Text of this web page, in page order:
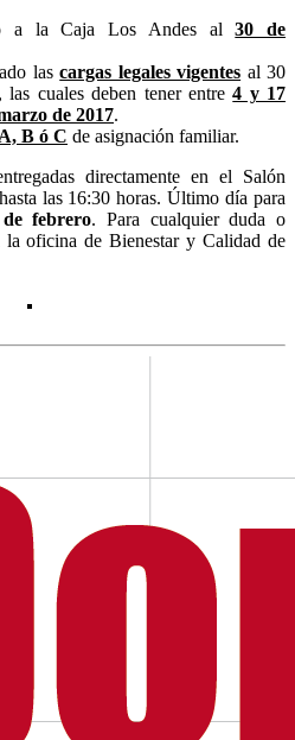
a la Caja Los Andes al30 de
lascargas legales vigentes al 30
las cuales deben tener entre4 y 17
de 2017.
A, B ó C de asignación familiar.
directamente en el Salón
las 16:30 horas. Último día para
febrero. Para cualquier duda o
la oficina de Bienestar y Calidad de